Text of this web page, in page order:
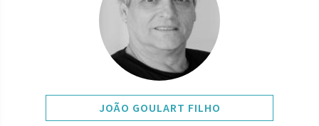
JOÃO GOULART FILHO